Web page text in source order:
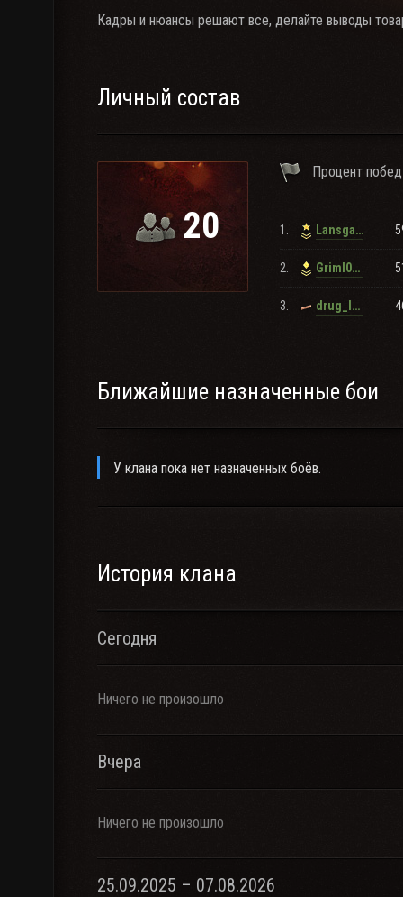
Кадры и нюансы решают все, делайте выводы
Личный состав
20
Процент побед
1. Lansgaard
2. Griml0ck
3. drug_lord
Ближайшие назначенные бои
У клана пока нет назначенных боёв.
История клана
Сегодня
Ничего не произошло
Вчера
Ничего не произошло
25.09.2025 – 07.08.2026